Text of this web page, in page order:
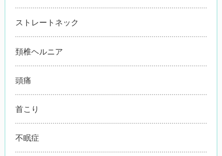
ストレートネック
頚椎ヘルニア
頭痛
首こり
不眠症